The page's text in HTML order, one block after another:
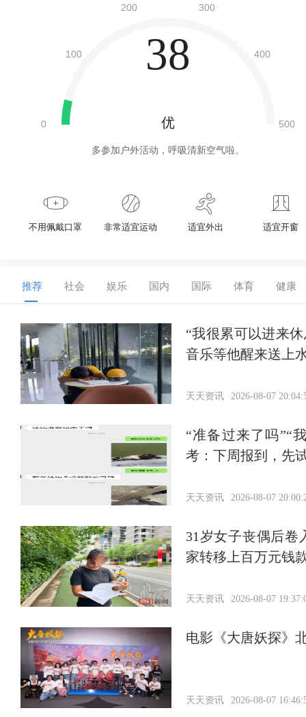
38
优
多参加户外活动，呼吸清新空气啦。
不用佩戴口罩 非常适宜运动 适宜外出 适宜开窗
推荐 社会 娱乐 国内 国际 体育 健康
“我很累可以进来
音乐等他醒来送上
天天资讯 2026-08-07
“准备过来了吗”“
考：下周报到，先
天天资讯 2026-08-07
31岁女子丧偶后卷
家转移上百万元钱
天天资讯 2026-08-07
电影《大唐妖探》
天天资讯 2026-08-07